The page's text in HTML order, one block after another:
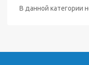
В данной категории